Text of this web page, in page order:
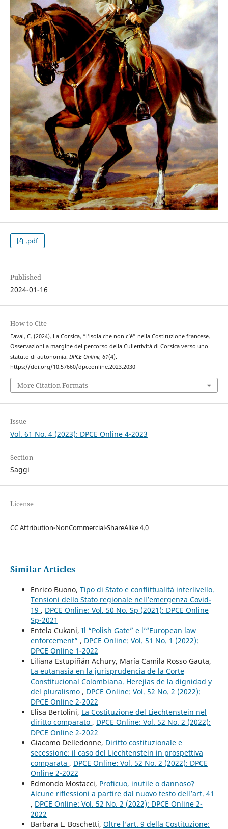
.pdf
Published
2024-01-16
How to Cite
Faval, C. (2024). La Corsica, “l’isola che non c’è” nella Costituzione francese.
Osservazioni a margine del percorso della Cullettività di Corsica verso uno
statuto di autonomia. DPCE Online, 61(4).
https://doi.org/10.57660/dpceonline.2023.2030
More Citation Formats
Issue
Vol. 61 No. 4 (2023): DPCE Online 4-2023
Section
Saggi
License
CC Attribution-NonCommercial-ShareAlike 4.0
Similar Articles
Enrico Buono, Tipo di Stato e conflittualità interlivello.
Tensioni dello Stato regionale nell’emergenza Covid-
19 , DPCE Online: Vol. 50 No. Sp (2021): DPCE Online
Sp-2021
Entela Cukani, Il “Polish Gate” e l’“European law
enforcement” , DPCE Online: Vol. 51 No. 1 (2022):
DPCE Online 1-2022
Liliana Estupiñán Achury, María Camila Rosso Gauta,
La eutanasia en la jurisprudencia de la Corte
Constitucional Colombiana. Herejías de la dignidad y
del pluralismo , DPCE Online: Vol. 52 No. 2 (2022):
DPCE Online 2-2022
Elisa Bertolini, La Costituzione del Liechtenstein nel
diritto comparato , DPCE Online: Vol. 52 No. 2 (2022):
DPCE Online 2-2022
Giacomo Delledonne, Diritto costituzionale e
secessione: il caso del Liechtenstein in prospettiva
comparata , DPCE Online: Vol. 52 No. 2 (2022): DPCE
Online 2-2022
Edmondo Mostacci, Proficuo, inutile o dannoso?
Alcune riflessioni a partire dal nuovo testo dell’art. 41
, DPCE Online: Vol. 52 No. 2 (2022): DPCE Online 2-
2022
Barbara L. Boschetti, Oltre l’art. 9 della Costituzione: